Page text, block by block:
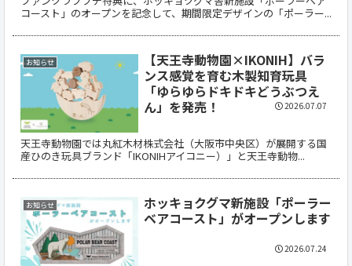
コースト」のオープンを記念して、期間限定デザインの「ポーラー...
お知らせ
【天王寺動物園×IKONIH】バラ
ンス感覚を育む木製知育玩具
「ゆらゆらドキドキどうぶつえ
ん」を発売！
天王寺動物園では丸紅木材株式会社（大阪市中央区）が展開する国
産ひのき玩具ブランド「IKONIHアイコニー）」と天王寺動物...
2026.07.07
お知らせ
ホッキョクグマ新施設「ポーラー
ベアコースト」がオープンします
2026.07.24